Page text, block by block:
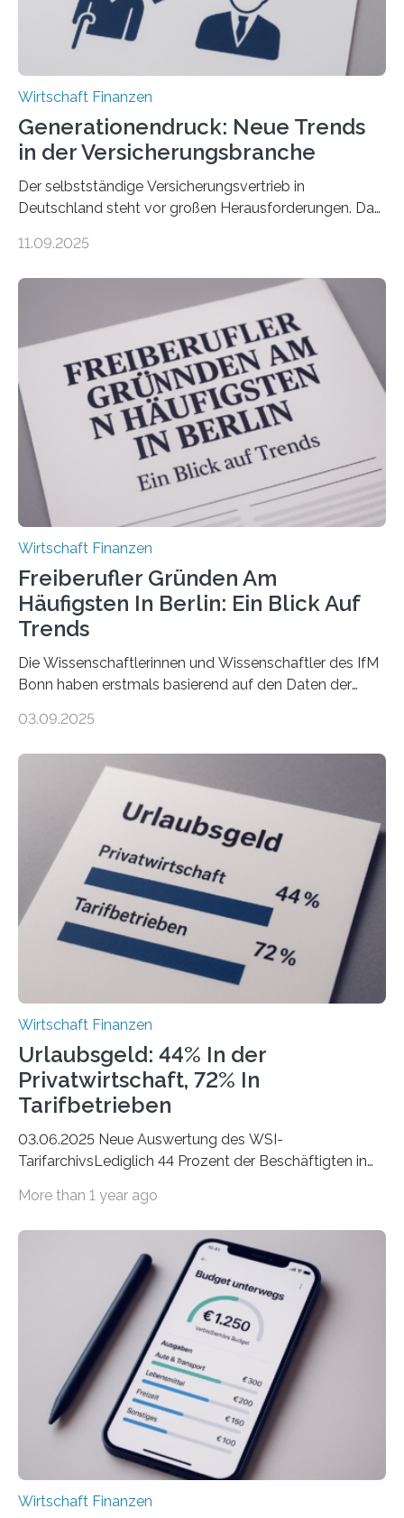
Wirtschaft Finanzen
Generationendruck: Neue Trends
in der Versicherungsbranche
Der selbstständige Versicherungsvertrieb in
Deutschland steht vor großen Herausforderungen. Das
Dr. Matthias Beenken und Prof. Dr. Lukas Linnenbrink
Bundesverbands Deutscher Versicherungskaufleute e.V.
durchgeführt haben. Die Studie basiert auf den
Antworten von 1.440 selbstständigen
Versicherungsvertreter*innen und -makler*innen. Ein
Ergebnis: Deutlich mehr als die Hälfte der Befragten ist
über 50 Jahre alt und wird in den nächsten Jahren eine
Nachfolgeregelung benötigen. Aber nur ein Drittel hat
bereits Regelungen…
11.09.2025
Wirtschaft Finanzen
Freiberufler Gründen Am
Häufigsten In Berlin: Ein Blick Auf
Trends
Die Wissenschaftlerinnen und Wissenschaftler des IfM
Bonn haben erstmals basierend auf den Daten der
Landkreise mit den meisten Gründungen von
ist demnach Berlin. Betrachtet man nur die Gründungen
der Freiberuflerinnen, so liegt Leipzig an der Spitze. In
Berlin starteten in 2024 die meisten Personen in eine
eigene freiberufliche Existenz, dahinter folgten die
Städte Hamburg, München und Köln. Betrachtet man
hingegen die Existenzgründungsintensität – die Anzahl
der freiberuflichen Gründungen je…
03.09.2025
Wirtschaft Finanzen
Urlaubsgeld: 44% In der
Privatwirtschaft, 72% In
Tarifbetrieben
03.06.2025 Neue Auswertung des WSI-
TarifarchivsLediglich 44 Prozent der Beschäftigten in
tarifgebundenen Betrieben ist der Anteil mit 72 Prozent
Unterkünfte fast überall deutlich teurer geworden. Für
viele Beschäftigte ist deshalb das zumeist im Juni oder
Juli ausgezahlte Urlaubsgeld ein wichtiger Faktor, um
sich den wohlverdienten Jahresurlaub leisten zu
können. Allerdings erhält mit 44 Prozent noch nicht
einmal die Hälfte aller Beschäftigten in der
Privatwirtschaft Urlaubsgeld. Zu diesem…
More than 1 year ago
Wirtschaft Finanzen